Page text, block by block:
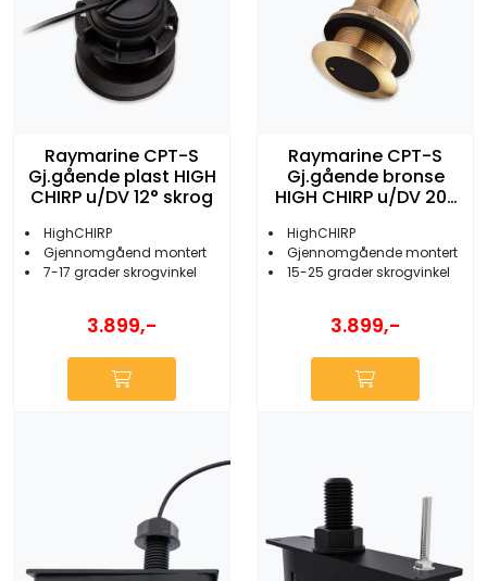
Raymarine CPT-S
Gj.gående plast HIGH
CHIRP u/DV 12° skrog
HighCHIRP
Gjennomgåend montert
7-17 grader skrogvinkel
3.899,-
Raymarine CPT-S
Gj.gående bronse
HIGH CHIRP u/DV 20°
HighCHIRP
Gjennomgående montert
15-25 grader skrogvinkel
3.899,-